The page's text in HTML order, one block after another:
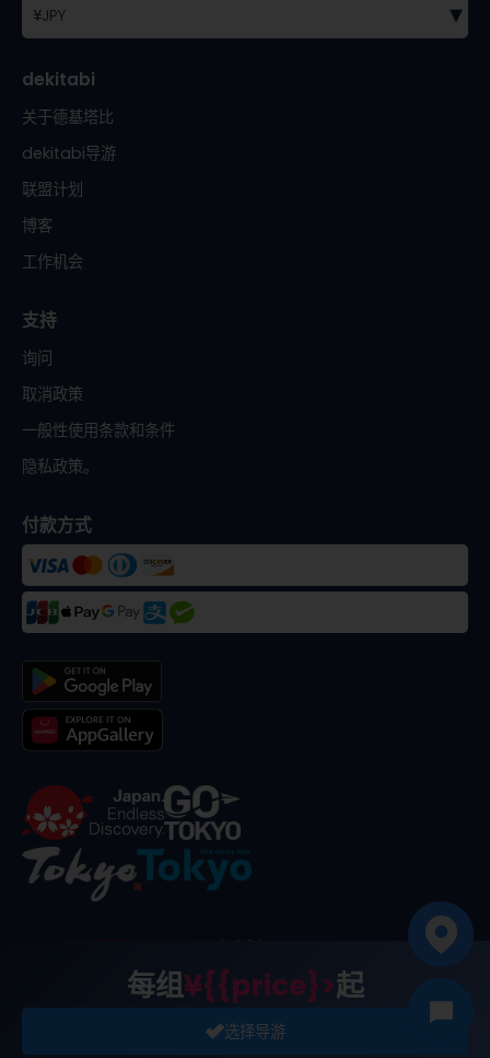
每组¥{{price}>起
选择导游
¥JPY ▾
dekitabi
关于德基塔比
dekitabi导游
联盟计划
博客
工作机会
支持
询问
取消政策
一般性使用条款和条件
隐私政策。
付款方式
. メード・イン・トーキョー